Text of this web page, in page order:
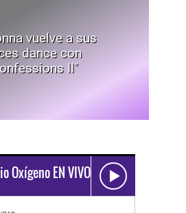
vuelve a sus
dance con
II"
Oxígeno EN VIVO